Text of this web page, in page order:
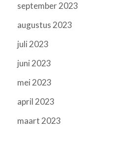
september 2023
augustus 2023
juli 2023
juni 2023
mei 2023
april 2023
maart 2023